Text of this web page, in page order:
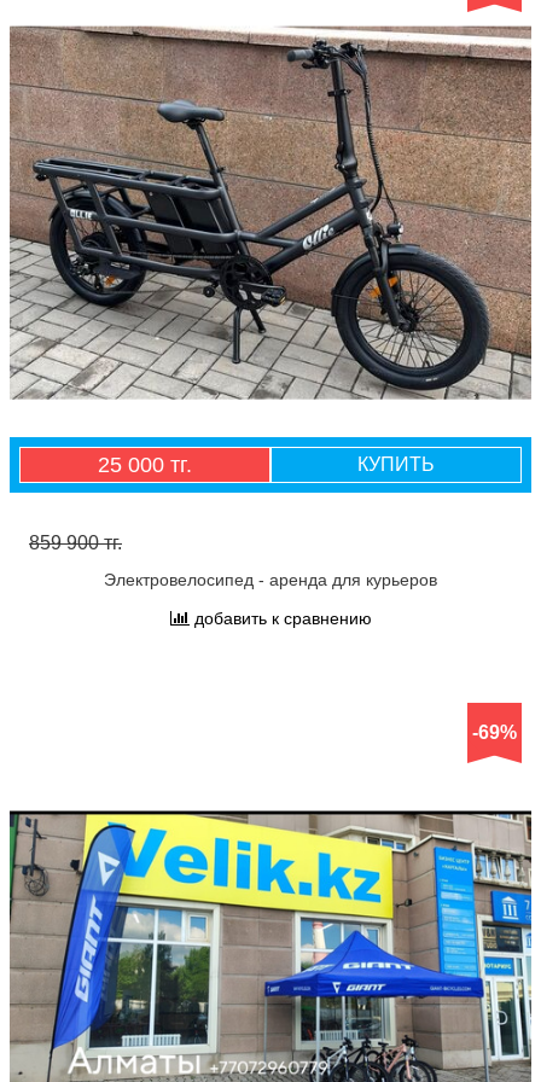
25 000 тг. КУПИТЬ
859 900 тг.
Электровелосипед - аренда для курьеров
добавить к сравнению
-69%